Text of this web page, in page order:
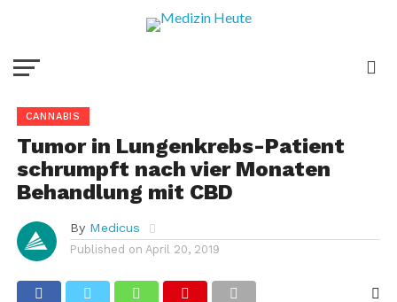
CANNABIS
Tumor in Lungenkrebs-Patient
schrumpft nach vier Monaten
Behandlung mit CBD
By Medicus
Published on April 20, 2019